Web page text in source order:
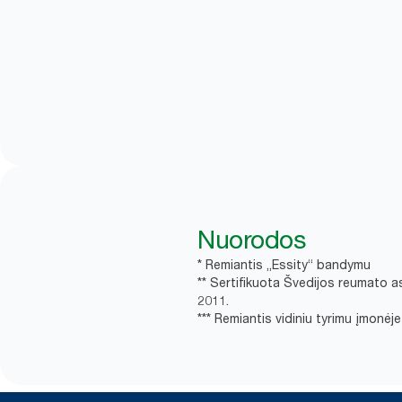
Nuorodos
* Remiantis „Essity“ bandymu
** Sertifikuota Švedijos reumato
2011.
*** Remiantis vidiniu tyrimu